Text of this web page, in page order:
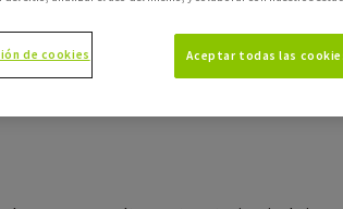
el pelaje, pero en temperaturas extremas
agua fresca y un ambiente adecuado.
gatos
de cookies Aceptar todas las